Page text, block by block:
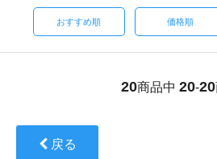
おすすめ順 価格順
20商品中 20-20
戻る